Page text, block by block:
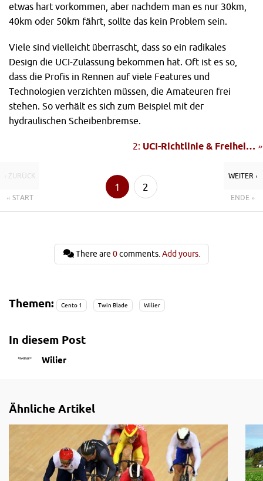
etwas hart vorkommen, aber nachdem man es nur 30km,
40km oder 50km fährt, sollte das kein Problem sein.
Viele sind vielleicht überrascht, dass so ein radikales
Design die UCI-Zulassung bekommen hat. Oft ist es so,
dass die Profis in Rennen auf viele Features und
Technologien verzichten müssen, die Amateuren frei
stehen. So verhält es sich zum Beispiel mit der
hydraulischen Scheibenbremse.
2: UCI-Richtlinie & Freihei… »
‹ ZURÜCK
« START
1 2
WEITER ›
ENDE »
There are 0comments.Add yours.
Themen: Cento 1 Twin Blade Wilier
In diesem Post
Wilier
Ähnliche Artikel